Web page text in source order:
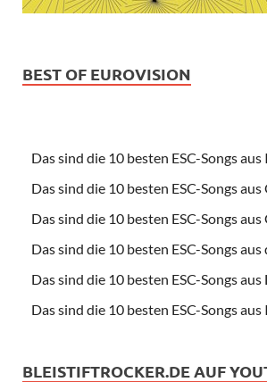
BEST OF EUROVISION
Das sind die 10 besten ESC-Songs
Das sind die 10 besten ESC-Songs
Das sind die 10 besten ESC-Songs
Das sind die 10 besten ESC-Songs aus
Das sind die 10 besten ESC-Songs
Das sind die 10 besten ESC-Songs aus
BLEISTIFTROCKER.DE AUF